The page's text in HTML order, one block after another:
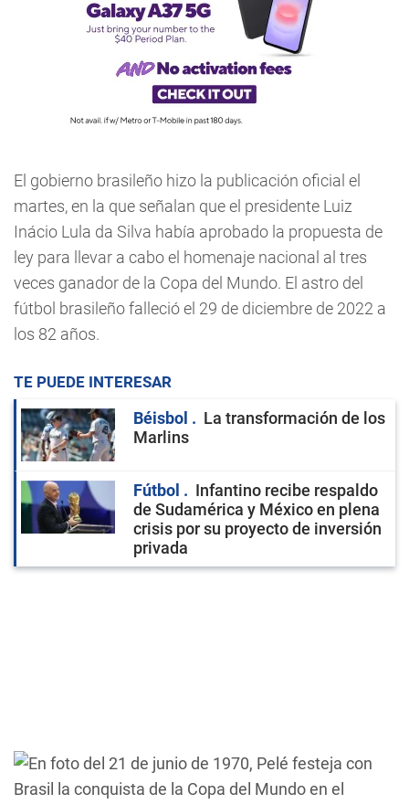
El gobierno brasileño hizo la publicación oficial el
martes, en la que señalan que el presidente Luiz
Inácio Lula da Silva había aprobado la propuesta de
ley para llevar a cabo el homenaje nacional al tres
veces ganador de la Copa del Mundo. El astro del
fútbol brasileño falleció el 29 de diciembre de 2022 a
los 82 años.
TE PUEDE INTERESAR
Béisbol
La transformación de los
Marlins
Fútbol
Infantino recibe respaldo
de Sudamérica y México en plena
crisis por su proyecto de inversión
privada